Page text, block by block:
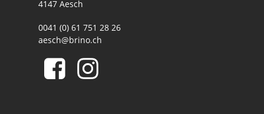
4147 Aesch
0041 (0) 61 751 28 26
aesch@brino.ch